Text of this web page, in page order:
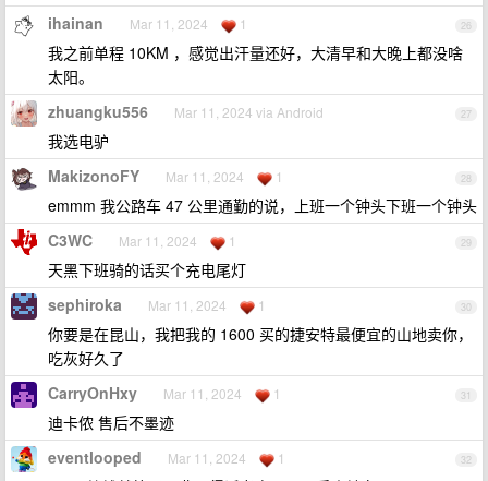
26
ihainan Mar 11, 2024 1
我之前单程 10KM ，感觉出汗量还好，大清早和大晚上都没啥
太阳。
27
zhuangku556 Mar 11, 2024 via Android
我选电驴
28
MakizonoFY Mar 11, 2024 1
emmm 我公路车 47 公里通勤的说，上班一个钟头下班一个钟头
29
C3WC Mar 11, 2024 1
天黑下班骑的话买个充电尾灯
30
sephiroka Mar 11, 2024 1
你要是在昆山，我把我的 1600 买的捷安特最便宜的山地卖你，
吃灰好久了
31
CarryOnHxy Mar 11, 2024 1
迪卡侬 售后不墨迹
32
eventlooped Mar 11, 2024 1